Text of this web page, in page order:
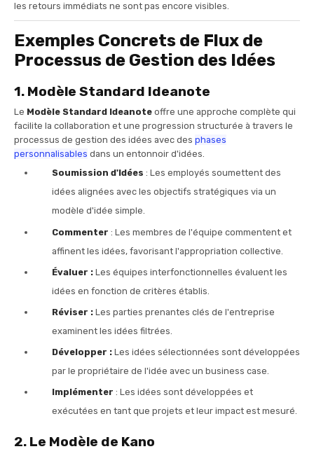
les retours immédiats ne sont pas encore visibles.
Exemples Concrets de Flux de
Processus de Gestion des Idées
1. Modèle Standard Ideanote
Le Modèle Standard Ideanote offre une approche complète qui
facilite la collaboration et une progression structurée à travers le
processus de gestion des idées avec des phases
personnalisables dans un entonnoir d'idées.
Soumission d'Idées : Les employés soumettent des
idées alignées avec les objectifs stratégiques via un
modèle d'idée simple.
Commenter : Les membres de l'équipe commentent et
affinent les idées, favorisant l'appropriation collective.
Évaluer : Les équipes interfonctionnelles évaluent les
idées en fonction de critères établis.
Réviser : Les parties prenantes clés de l'entreprise
examinent les idées filtrées.
Développer : Les idées sélectionnées sont développées
par le propriétaire de l'idée avec un business case.
Implémenter : Les idées sont développées et
exécutées en tant que projets et leur impact est mesuré.
2. Le Modèle de Kano